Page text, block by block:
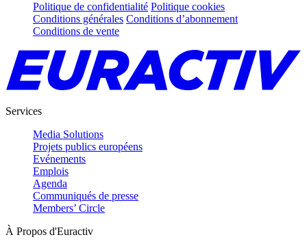
Politique de confidentialité Politique cookies
Conditions générales Conditions d’abonnement
Conditions de vente
Services
Media Solutions
Projets publics européens
Evénements
Emplois
Agenda
Communiqués de presse
Members’ Circle
À Propos d'Euractiv